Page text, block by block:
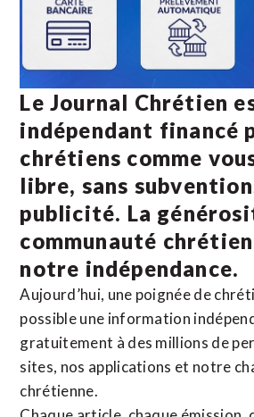
Le Journal Chrétien
indépendant financé
chrétiens comme
libre, sans
publicité. La
communauté
notre indépendance.
Aujourd’hui, une poignée de
possible une information
gratuitement à des millions de
sites, nos applications et notre
chrétienne.